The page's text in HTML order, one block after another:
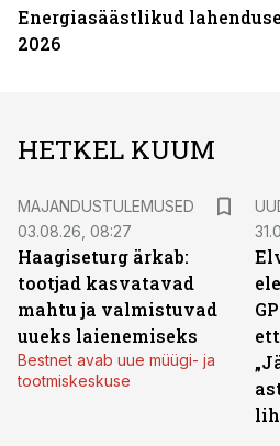
Energiasäästlikud
2026
HETKEL KUUM
MAJANDUSTULEMUSED
03.08.26, 08:27
Haagiseturg ärkab:
tootjad kasvatavad
mahtu ja valmistuvad
uueks laienemiseks
Bestnet avab uue müügi- ja
tootmiskeskuse